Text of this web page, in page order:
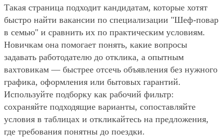
Такая страница подходит кандидатам, которые хотят
быстро найти вакансии по специализации "Шеф-повар
в семью" и сравнить их по практическим условиям.
Новичкам она помогает понять, какие вопросы
задавать работодателю до отклика, а опытным
вахтовикам — быстрее отсечь объявления без нужного
графика, оформления или бытовых гарантий.
Используйте подборку как рабочий фильтр:
сохраняйте подходящие варианты, сопоставляйте
условия в таблицах и откликайтесь на предложения,
где требования понятны до поездки.